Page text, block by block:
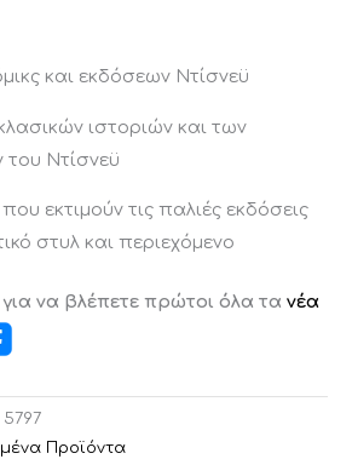
και εκδόσεων Ντίσνεϋ
ιστοριών και των
Ντίσνεϋ
εκτιμούν τις παλιές εκδόσεις
στυλ και περιεχόμενο
να βλέπετε πρώτοι όλα τα νέα
5797
Προϊόντα